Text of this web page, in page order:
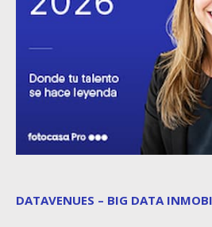
DATAVENUES – BIG DATA